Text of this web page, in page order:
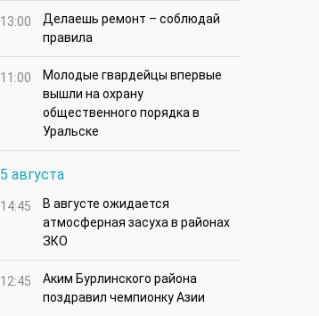
13:00
Делаешь ремонт – соблюдай
правила
11:00
Молодые гвардейцы впервые
вышли на охрану
общественного порядка в
Уральске
5 августа
14:45
В августе ожидается
атмосферная засуха в районах
ЗКО
12:45
Аким Бурлинского района
поздравил чемпионку Азии